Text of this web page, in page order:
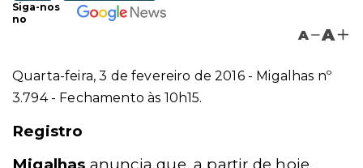
Siga-nos
no
A A
Quarta-feira, 3 de fevereiro de 2016 - Migalhas nº
3.794 - Fechamento às 10h15.
Registro